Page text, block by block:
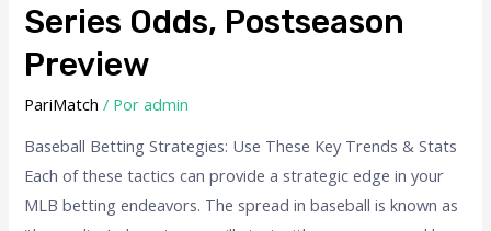
Series Odds, Postseason
Preview
PariMatch / Poradmin
Baseball Betting Strategies: Use These Key Trends & Stats
Each of these tactics can provide a strategic edge in your
MLB betting endeavors. The spread in baseball is known as